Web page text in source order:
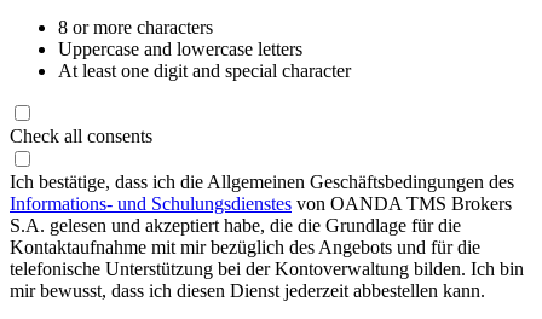
8 or more characters
Uppercase and lowercase letters
At least one digit and special character
Check all consents
Ich bestätige, dass ich die Allgemeinen Geschäftsbedingungen des
Informations- und Schulungsdienstes von OANDA TMS Brokers
S.A. gelesen und akzeptiert habe, die die Grundlage für die
Kontaktaufnahme mit mir bezüglich des Angebots und für die
telefonische Unterstützung bei der Kontoverwaltung bilden. Ich bin
mir bewusst, dass ich diesen Dienst jederzeit abbestellen kann.